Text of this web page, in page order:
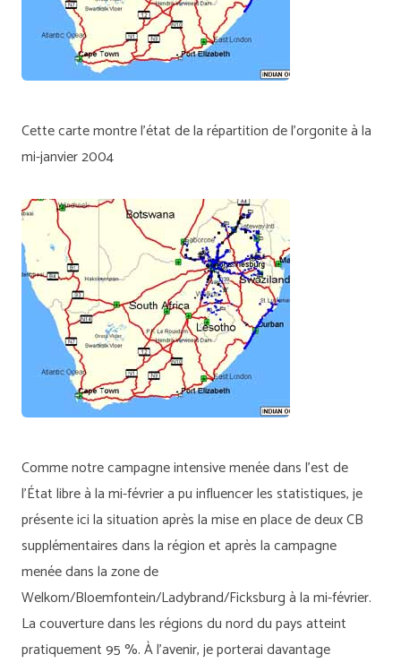
Cette carte montre l’état de la répartition de l’orgonite à la
mi-janvier 2004
Comme notre campagne intensive menée dans l’est de
l’État libre à la mi-février a pu influencer les statistiques, je
présente ici la situation après la mise en place de deux CB
supplémentaires dans la région et après la campagne
menée dans la zone de
Welkom/Bloemfontein/Ladybrand/Ficksburg à la mi-février.
La couverture dans les régions du nord du pays atteint
pratiquement 95 %. À l’avenir, je porterai davantage